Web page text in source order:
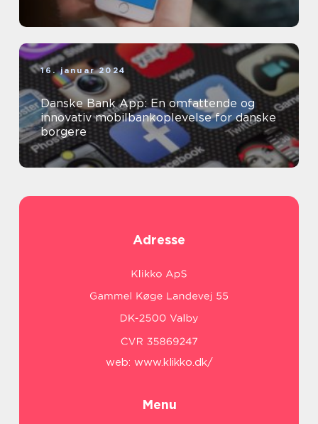
16. januar 2024
Danske Bank App: En omfattende og
innovativ mobilbankoplevelse for danske
borgere
Adresse
web: www.klikko.dk/
Menu